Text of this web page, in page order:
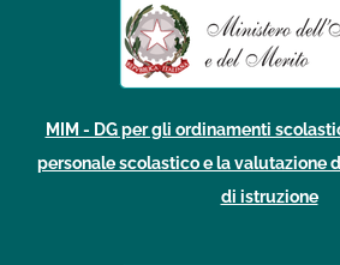
MIM - DG per gli ordinamenti
personale scolastico e la valutazione
di istruzione